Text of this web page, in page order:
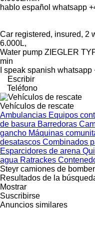
hablo español whatsapp
Car registered, insured, 2
6.000L,
Water pump ZIEGLER
min
I speak spanish
Escribir
Teléfono
Vehículos de rescate
Ambulancias Equipos
de basura Barredoras
gancho Máquinas
desatascos Combinados
Esparcidores de arena
agua Ratrackes
Steyr camiones de
Resultados de la
Mostrar
Suscribirse
Anuncios similares